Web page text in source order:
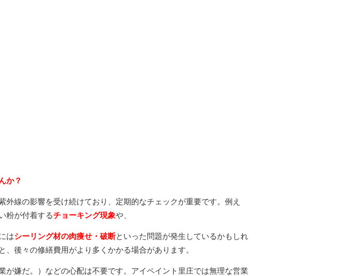
か？
外線の影響を受け続けており、定期的なチェックが重要です。例え
粉が付着するチョーキング現象や、
はシーリング材の肉痩せ・破断といった問題が発生しているかもしれ
、後々の修繕費用がより多くかかる場合があります。
が嫌だ。）などの心配は不要です。アイペイント里庄では無理な営業